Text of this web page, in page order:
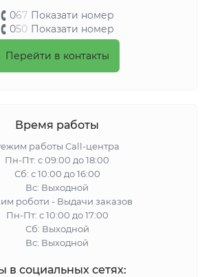
067 Показати номер
050 Показати номер
Перейти в контакты
Время работы
работы Call-центра
Пн-Пт: с 09:00 до 18:00
Сб: с 10:00 до 16:00
Вс: Выходной
роботи - Выдачи заказов
Пн-Пт: с 10:00 до 17:00
Сб: Выходной
Вс: Выходной
в социальных сетях: